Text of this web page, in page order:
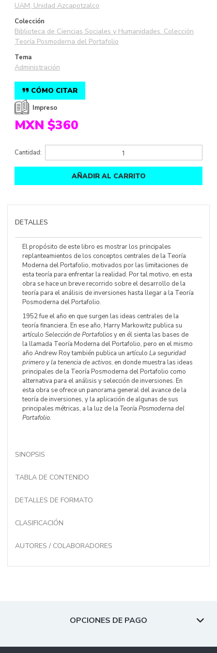
UAM, Unidad Azcapotzalco
Colección
Biblioteca de Ciencias Sociales y Humanidades. Colección
Teoría Posmoderna del Portafolio
Tema
Administración
CÓMO CITAR
Impreso
MXN $360
Cantidad:
AÑADIR AL CARRITO
DETALLES
El propósito de este libro es mostrar los principales
replanteamientos de los conceptos centrales de la Teoría
Moderna del Portafolio, motivados por las limitaciones de
esta teoría para enfrentar la realidad. Por tal motivo, en esta
obra se hace un breve recorrido sobre el desarrollo de la
teoría para el análisis de inversiones hasta llegar a la Teoría
Posmoderna del Portafolio.
1952 fue el año en que surgen las ideas centrales de la
teoría financiera. En ese año, Harry Markowitz publica su
artículo Selección de Portafoliosy en él sienta las bases de
la llamada Teoría Moderna del Portafolio, pero en el mismo
año Andrew Roy también publica un artículo La seguridad
primero y la tenencia de activos, en donde muestra las ideas
principales de la Teoría Posmoderna del Portafolio como
alternativa para el análisis y selección de inversiones. En
esta obra se ofrece un panorama general del avance de la
teoría de inversiones, y la aplicación de algunas de sus
principales métricas, a la luz de la Teoría Posmoderna del
Portafolio.
SINOPSIS
TABLA DE CONTENIDO
DETALLES DE FORMATO
CLASIFICACIÓN
AUTORES / COLABORADORES
OPCIONES DE PAGO